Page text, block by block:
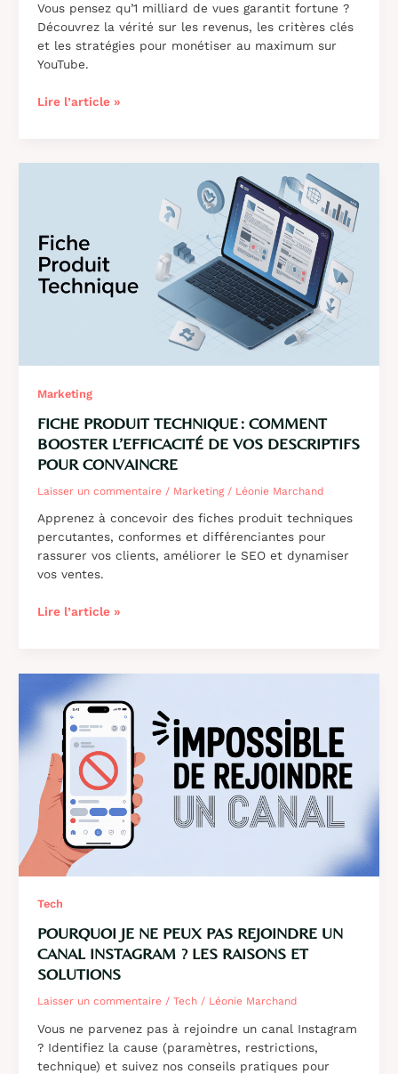
Vous pensez qu’1 milliard de vues garantit fortune ?
Découvrez la vérité sur les revenus, les critères clés
et les stratégies pour monétiser au maximum sur
YouTube.
1
prix,
quels
enjeux,
Lire l’article »
Marketing
FICHE PRODUIT TECHNIQUE : COMMENT
BOOSTER L’EFFICACITÉ DE VOS DESCRIPTIFS
POUR CONVAINCRE
Laisser un commentaire / Marketing/ Léonie Marchand
Apprenez à concevoir des fiches produit techniques
percutantes, conformes et différenciantes pour
rassurer vos clients, améliorer le SEO et dynamiser
vos ventes.
Fiche
booster
l’efficacité
descriptifs
pour
convaincre
Lire l’article »
Tech
POURQUOI JE NE PEUX PAS REJOINDRE UN
CANAL INSTAGRAM ? LES RAISONS ET
SOLUTIONS
Laisser un commentaire / Tech/ Léonie Marchand
Vous ne parvenez pas à rejoindre un canal Instagram
? Identifiez la cause (paramètres, restrictions,
technique) et suivez nos conseils pratiques pour